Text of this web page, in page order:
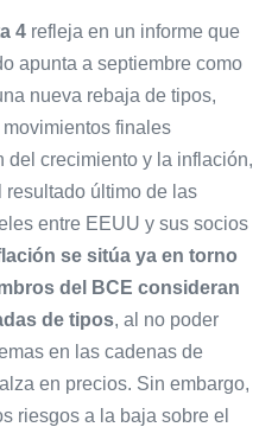
4 refleja en un informe que
apunta a septiembre como
nueva rebaja de tipos,
finales
crecimiento y la inflación,
resultado último de las
entre EEUU y sus socios
se sitúa ya en torno
del BCE consideran
de tipos, al no poder
en las cadenas de
en precios. Sin embargo,
riesgos a la baja sobre el